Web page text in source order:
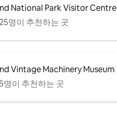
National Park Visitor Centre
명이 추천하는 곳
Vintage Machinery Museum
명이 추천하는 곳